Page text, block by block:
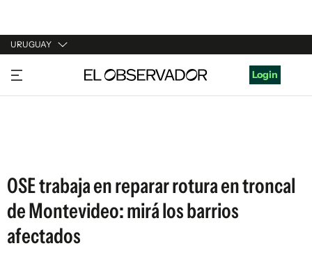
URUGUAY
URUGUAY
ARGENTINA
Login
OSE trabaja en reparar rotura en troncal
de Montevideo: mirá los barrios
afectados